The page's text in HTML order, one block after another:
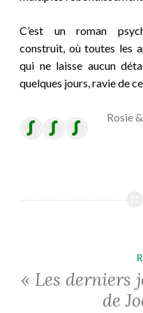
C’est un roman
construit, où toutes les
qui ne laisse aucun
quelques jours, ravie de
Rosie
« Les derniers
de